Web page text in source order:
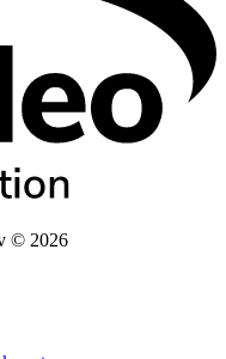
© 2026